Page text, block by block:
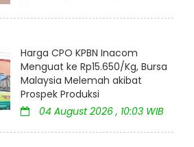
Harga CPO KPBN Inacom
Menguat ke Rp15.650/Kg, Bursa
Malaysia Melemah akibat
Prospek Produksi
04 August 2026 , 10:03 WIB